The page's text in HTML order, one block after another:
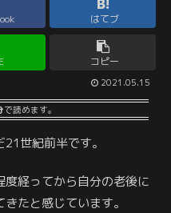
はてブ
コピー
2021.05.15
で読めます。
世紀前半です。
経ってから自分の老後に
たと感じています。